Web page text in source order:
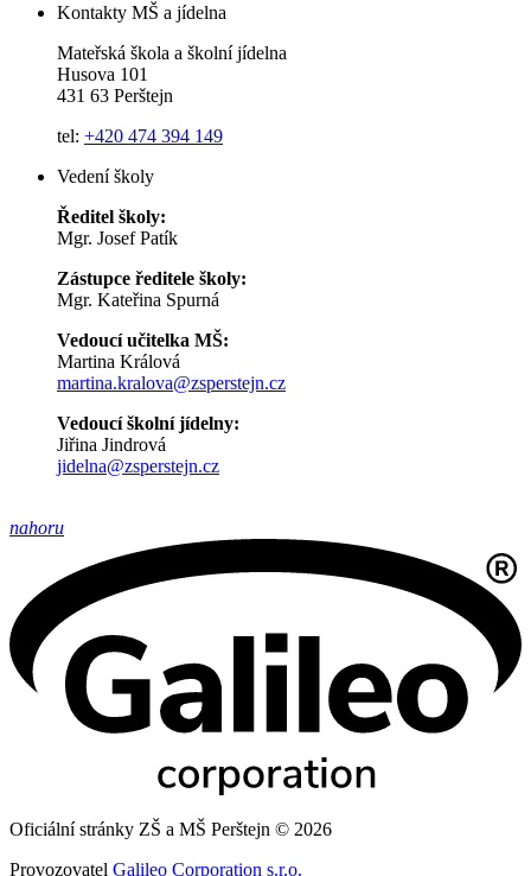
Kontakty MŠ a jídelna
Mateřská škola a školní jídelna
Husova 101
431 63 Perštejn
tel: +420 474 394 149
Vedení školy
Ředitel školy:
Mgr. Josef Patík
Zástupce ředitele školy:
Mgr. Kateřina Spurná
Vedoucí učitelka MŠ:
Martina Králová
martina.kralova@zsperstejn.cz
Vedoucí školní jídelny:
Jiřina Jindrová
jidelna@zsperstejn.cz
nahoru
Oficiální stránky ZŠ a MŠ Perštejn © 2026
Provozovatel Galileo Corporation s.r.o.